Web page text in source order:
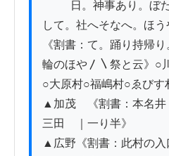
して。社へそなへ。ほ
《割書：て。踊り持帰
輪のほや〳〵祭と云》○
○大原村○福嶋村○ゑびす
▲加茂　《割書：本名井
三田ゟ｜一り半》
▲広野《割書：此村の入